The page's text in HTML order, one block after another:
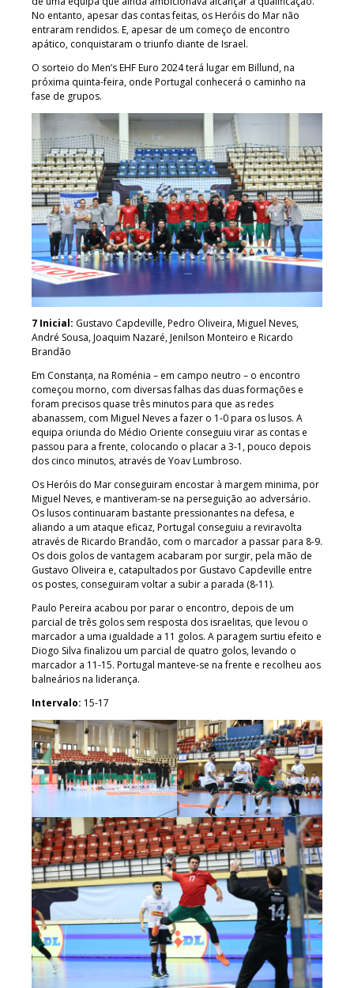
No entanto, apesar das contas feitas, os Heróis do Mar não
entraram rendidos. E, apesar de um começo de encontro
apático, conquistaram o triunfo diante de Israel.
O sorteio do Men’s EHF Euro 2024 terá lugar em Billund, na
próxima quinta-feira, onde Portugal conhecerá o caminho na
fase de grupos.
7 Inicial: Gustavo Capdeville, Pedro Oliveira, Miguel Neves,
André Sousa, Joaquim Nazaré, Jenilson Monteiro e Ricardo
Brandão
Em Constanța, na Roménia – em campo neutro – o encontro
começou morno, com diversas falhas das duas formações e
foram precisos quase três minutos para que as redes
abanassem, com Miguel Neves a fazer o 1-0 para os lusos. A
equipa oriunda do Médio Oriente conseguiu virar as contas e
passou para a frente, colocando o placar a 3-1, pouco depois
dos cinco minutos, através de Yoav Lumbroso.
Os Heróis do Mar conseguiram encostar à margem minima, por
Miguel Neves, e mantiveram-se na perseguição ao adversário.
Os lusos continuaram bastante pressionantes na defesa, e
aliando a um ataque eficaz, Portugal conseguiu a reviravolta
através de Ricardo Brandão, com o marcador a passar para 8-9.
Os dois golos de vantagem acabaram por surgir, pela mão de
Gustavo Oliveira e, catapultados por Gustavo Capdeville entre
os postes, conseguiram voltar a subir a parada (8-11).
Paulo Pereira acabou por parar o encontro, depois de um
parcial de três golos sem resposta dos israelitas, que levou o
marcador a uma igualdade a 11 golos. A paragem surtiu efeito e
Diogo Silva finalizou um parcial de quatro golos, levando o
marcador a 11-15. Portugal manteve-se na frente e recolheu aos
balneários na liderança.
Intervalo: 15-17